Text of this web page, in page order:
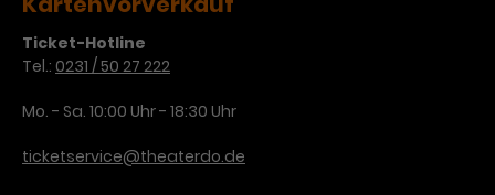
Anbieter
gesetztes Cookie. Bestimmte
Laufzeit
Dieses Cookie wird verwendet, um
Nutzerinteraktionen mit
Remarketing-Funktionen
Ticket-Hotline
Tel.: 0231 / 50 27 222
Mo. - Sa. 10:00 Uhr - 18:30 Uhr
ticketservice@theaterdo.de